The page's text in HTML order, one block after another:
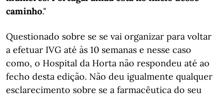
caminho."
Questionado sobre se se vai organizar para voltar
a efetuar IVG até às 10 semanas e nesse caso
como, o Hospital da Horta não respondeu até ao
fecho desta edição. Não deu igualmente qualquer
esclarecimento sobre se a farmacêutica do seu